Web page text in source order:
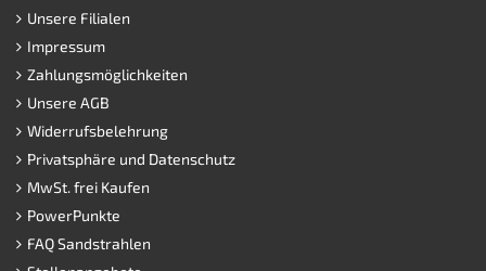
Unsere Filialen
Impressum
Zahlungsmöglichkeiten
Unsere AGB
Widerrufsbelehrung
Privatsphäre und Datenschutz
MwSt. frei Kaufen
PowerPunkte
FAQ Sandstrahlen